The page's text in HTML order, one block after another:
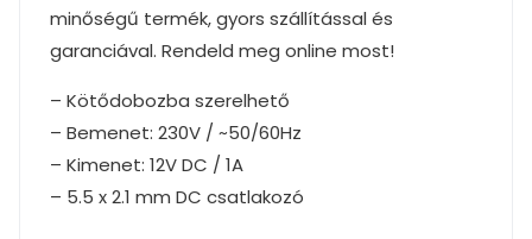
minőségű termék, gyors szállítással és
garanciával. Rendeld meg online most!
– Kötődobozba szerelhető
– Bemenet: 230V / ~50/60Hz
– Kimenet: 12V DC / 1A
– 5.5 x 2.1 mm DC csatlakozó